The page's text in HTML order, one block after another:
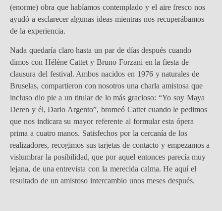
(enorme) obra que habíamos contemplado y el aire fresco nos
ayudó a esclarecer algunas ideas mientras nos recuperábamos
de la experiencia.
Nada quedaría claro hasta un par de días después cuando
dimos con Hélène Cattet y Bruno Forzani en la fiesta de
clausura del festival. Ambos nacidos en 1976 y naturales de
Bruselas, compartieron con nosotros una charla amistosa que
incluso dio pie a un titular de lo más gracioso: “Yo soy Maya
Deren y él, Dario Argento”, bromeó Cattet cuando le pedimos
que nos indicara su mayor referente al formular esta ópera
prima a cuatro manos. Satisfechos por la cercanía de los
realizadores, recogimos sus tarjetas de contacto y empezamos a
vislumbrar la posibilidad, que por aquel entonces parecía muy
lejana, de una entrevista con la merecida calma. He aquí el
resultado de un amistoso intercambio unos meses después.